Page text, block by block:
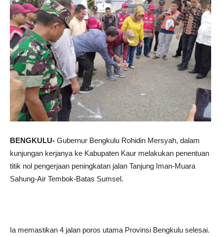
BENGKULU- Gubernur Bengkulu Rohidin Mersyah, dalam
kunjungan kerjanya ke Kabupaten Kaur melakukan penentuan
titik nol pengerjaan peningkatan jalan Tanjung Iman-Muara
Sahung-Air Tembok-Batas Sumsel.
Ia memastikan 4 jalan poros utama Provinsi Bengkulu selesai.